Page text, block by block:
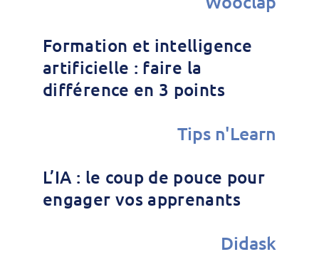
Formation et intelligence
artificielle : faire la
différence en 3 points
Tips n'Learn
L’IA : le coup de pouce pour
engager vos apprenants
Didask